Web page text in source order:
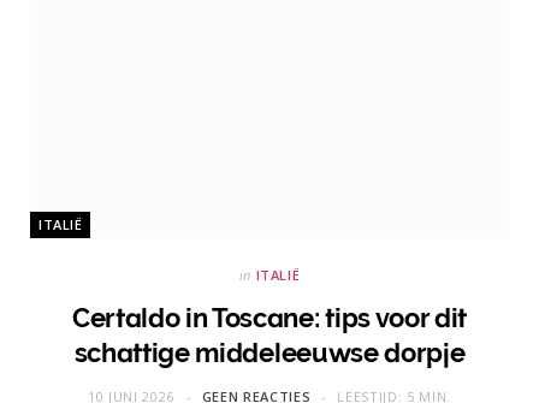
ITALIË
in ITALIË
Certaldo in Toscane: tips voor dit
schattige middeleeuwse dorpje
10 JUNI 2026 GEEN REACTIES LEESTIJD: 5 MIN.